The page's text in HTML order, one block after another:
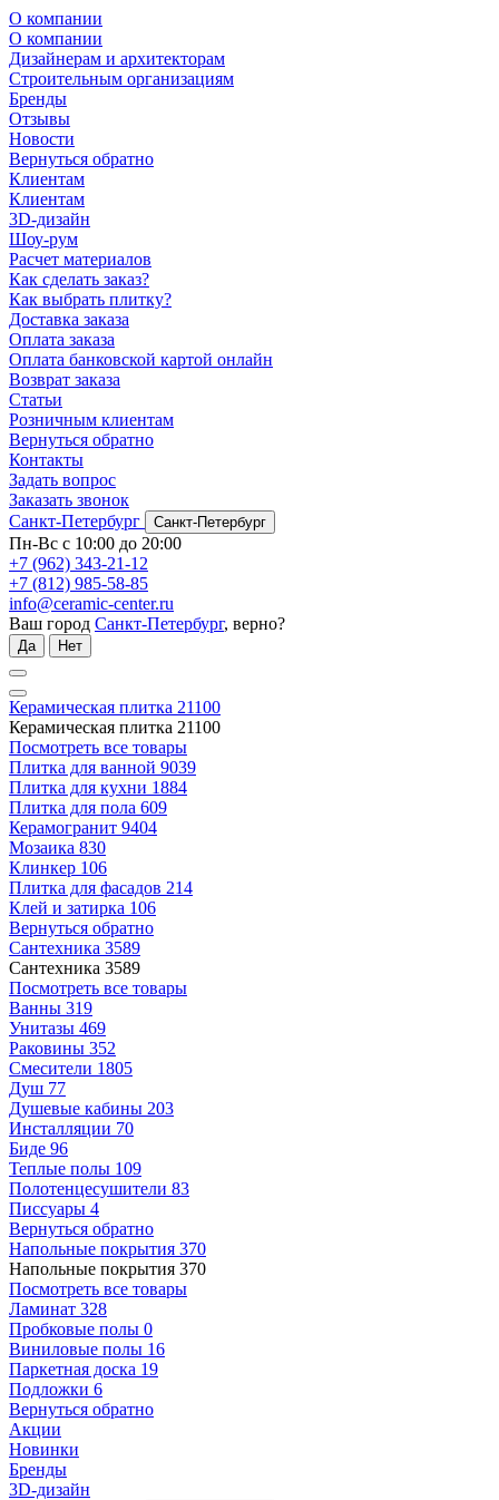
О компании
О компании
Дизайнерам и архитекторам
Строительным организациям
Бренды
Отзывы
Новости
Вернуться обратно
Клиентам
Клиентам
3D-дизайн
Шоу-рум
Расчет материалов
Как сделать заказ?
Как выбрать плитку?
Доставка заказа
Оплата заказа
Оплата банковской картой онлайн
Возврат заказа
Статьи
Розничным клиентам
Вернуться обратно
Контакты
Задать вопрос
Заказать звонок
Санкт-Петербург
Санкт-Петербург
Пн-Вс с 10:00 до 20:00
+7 (962) 343-21-12
+7 (812) 985-58-85
info@ceramic-center.ru
Ваш город Санкт-Петербург, верно?
Да Нет
Керамическая плитка 21100
Керамическая плитка 21100
Посмотреть все товары
Плитка для ванной 9039
Плитка для кухни 1884
Плитка для пола 609
Керамогранит 9404
Мозаика 830
Клинкер 106
Плитка для фасадов 214
Клей и затирка 106
Вернуться обратно
Сантехника 3589
Сантехника 3589
Посмотреть все товары
Ванны 319
Унитазы 469
Раковины 352
Смесители 1805
Душ 77
Душевые кабины 203
Инсталляции 70
Биде 96
Теплые полы 109
Полотенцесушители 83
Писсуары 4
Вернуться обратно
Напольные покрытия 370
Напольные покрытия 370
Посмотреть все товары
Ламинат 328
Пробковые полы 0
Виниловые полы 16
Паркетная доска 19
Подложки 6
Вернуться обратно
Акции
Новинки
Бренды
3D-дизайн